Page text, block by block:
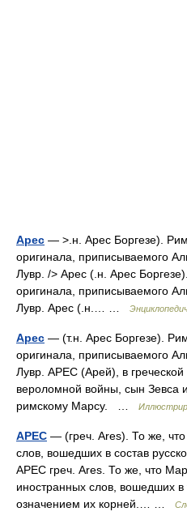
Арес — >.н. Арес Боргезе).
оригинала, приписываемого
Лувр. /> Арес (.н. Арес
оригинала, приписываемого
Лувр. Арес (.н.… …
Арес — (т.н. Арес Боргезе).
оригинала, приписываемого
Лувр. АРЕС (Арей), в греческой
вероломной войны, сын Зевса
римскому Марсу. …
АРЕС — (греч. Ares). То же,
слов, вошедших в состав
АРЕС греч. Ares. То же, что
иностранных слов, вошедших в
означением их корней.… …